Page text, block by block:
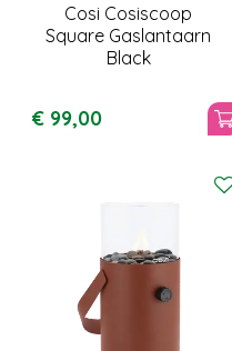
Cosi Cosiscoop
Square Gaslantaarn
Black
€ 99,00